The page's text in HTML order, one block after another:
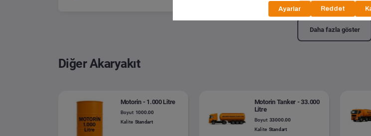
Daha fazla göster
Diğer Akaryakıt
Motorin - 1.000 Litre
Boyut 1000.00
Kalite Standart
Motorin Tanker - 33.000
Litre
Boyut 33000.00
Kalite Standart